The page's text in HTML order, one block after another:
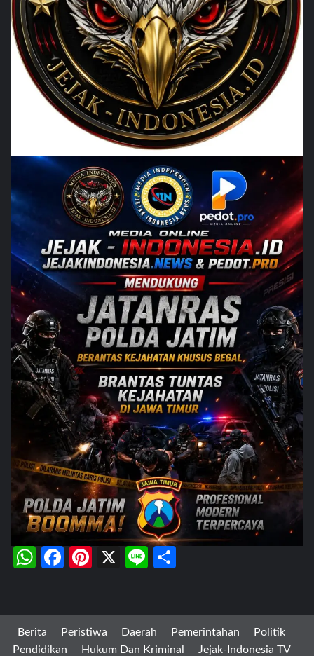
WhatsApp
Facebook
Pinterest
X Line
Berita Peristiwa Daerah Pemerintahan
Politik
Pendidikan
Hukum Dan Kriminal Jejak-Indonesia TV